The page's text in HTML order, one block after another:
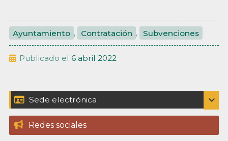
Ayuntamiento , Contratación , Subvenciones
Publicado el 6 abril 2022
Barra
lateral
Sede electrónica expand_more
Catálogo de trámites
Padrón
Redes sociales